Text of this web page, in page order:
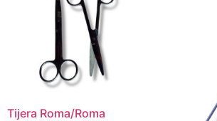
Tijera Roma/Roma